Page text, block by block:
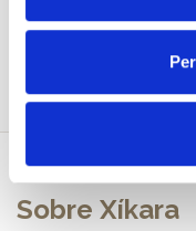
Sobre Xíkara